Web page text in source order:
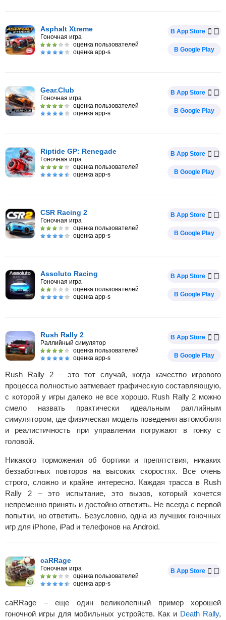
Asphalt Xtreme
Гоночная игра
оценка пользователей
оценка app-s
В App Store
В Google Play
Gear.Club
Гоночная игра
оценка пользователей
оценка app-s
В App Store
В Google Play
Riptide GP: Renegade
Гоночная игра
оценка пользователей
оценка app-s
В App Store
В Google Play
CSR Racing 2
Гоночная игра
оценка пользователей
оценка app-s
В App Store
В Google Play
Assoluto Racing
Гоночная игра
оценка пользователей
оценка app-s
В App Store
В Google Play
Rush Rally 2
Раллийный симулятор
оценка пользователей
оценка app-s
В App Store
В Google Play
Rush Rally 2 – это тот случай, когда качество игрового
процесса полностью затмевает графическую составляющую,
с которой у игры далеко не все хорошо. Rush Rally 2 можно
смело назвать практически идеальным раллийным
симулятором, где физическая модель поведения автомобиля
и реалистичность при управлении погружают в гонку с
головой.
Никакого торможения об бортики и препятствия, никаких
беззаботных повторов на высоких скоростях. Все очень
строго, сложно и крайне интересно. Каждая трасса в Rush
Rally 2 – это испытание, это вызов, который хочется
непременно принять и достойно ответить. Не всегда с первой
попытки, но ответить. Безусловно, одна из лучших гоночных
игр для iPhone, iPad и телефонов на Android.
caRRage
Гоночная игра
оценка пользователей
оценка app-s
В App Store
caRRage – еще один великолепный пример хорошей
гоночной игры для мобильных устройств. Как и Death Rally,